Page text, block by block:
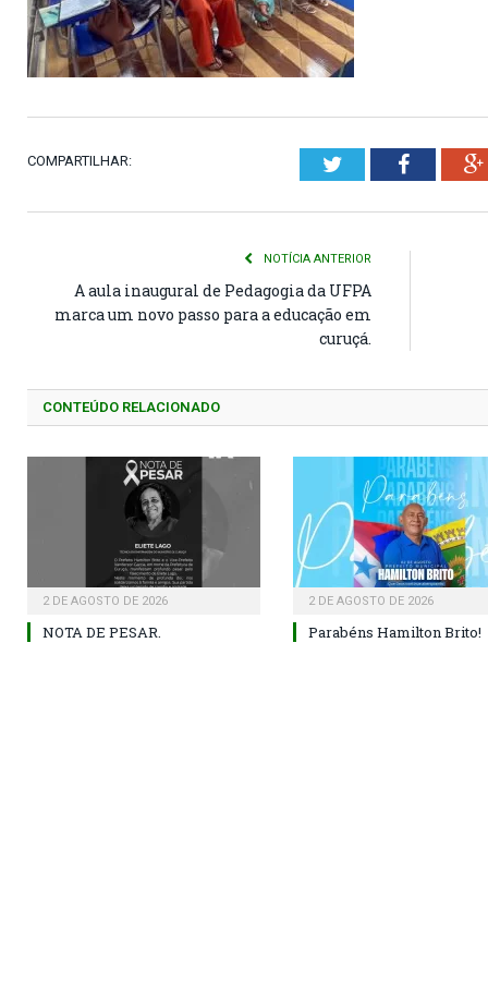
COMPARTILHAR: Twitter
NOTÍCIA ANTERIOR
A aula inaugural de Pedagogia da UFPA
marca um novo passo para a educação em
curuçá.
CONTEÚDO RELACIONADO
2 DE AGOSTO DE 2026
NOTA DE PESAR.
2 DE AGOSTO DE 2026
Parabéns Hamilton Brito!